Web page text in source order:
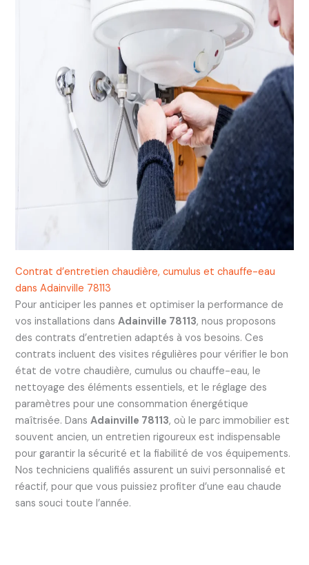
Contrat d’entretien chaudière, cumulus et chauffe-eau
dans Adainville 78113
Pour anticiper les pannes et optimiser la performance de
vos installations dans Adainville 78113, nous proposons
des contrats d’entretien adaptés à vos besoins. Ces
contrats incluent des visites régulières pour vérifier le bon
état de votre chaudière, cumulus ou chauffe-eau, le
nettoyage des éléments essentiels, et le réglage des
paramètres pour une consommation énergétique
maîtrisée. Dans Adainville 78113, où le parc immobilier est
souvent ancien, un entretien rigoureux est indispensable
pour garantir la sécurité et la fiabilité de vos équipements.
Nos techniciens qualifiés assurent un suivi personnalisé et
réactif, pour que vous puissiez profiter d’une eau chaude
sans souci toute l’année.